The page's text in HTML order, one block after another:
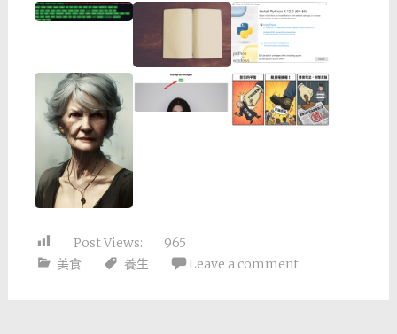
Post Views:
965
美食
養生 Leave a comment